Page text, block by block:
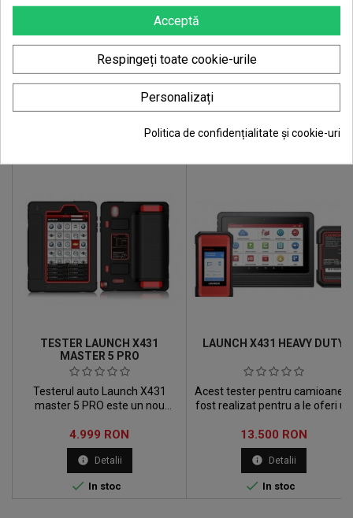
Modele Launch X-431 compatibile :
X-431 Pro 4
Actualizarea poate fi achizitionata rapid si eficient la cerere.
Durata de rulare incepe din momentul activarii licentei.
S-AR PUTEA SA-TI PLACA >
<
TESTER LAUNCH X431
MASTER 5 PRO
Testerul auto Launch X431
master 5 PRO este un nou
dispune de tehnologia "Open
Control Platform for Vehicle",
reprezentand cel mai inalt nivel
de tehnologie de diagnosticare
auto din lume.
Pret
4.999 RON
info Detalii
 In stoc
LAUNCH X431 HEAVY DUTY
Acest tester pentru camioane a
fost realizat pentru a le oferi un
si a mecanicilor auto, sa
imbunatateasca viteza si
eficacitatea muncii in cadrul
procesului de diagnoza auto
pentru camioane, remorice si
Pret
13.500 RON
info Detalii
 In stoc
Acceptă
Respingeți toate cookie-urile
Personalizați
Politica de confidențialitate și cookie-uri